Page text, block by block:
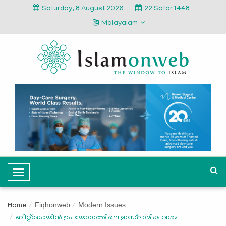
Saturday, 8 August 2026
22 Safar 1448
Malayalam
T
o
g
l
Home Fiqhonweb Modern Issues
ബിറ്റ്‌കോയിന്‍ ഉപയോഗത്തിലെ ഇസ്‌ലാമിക വശം